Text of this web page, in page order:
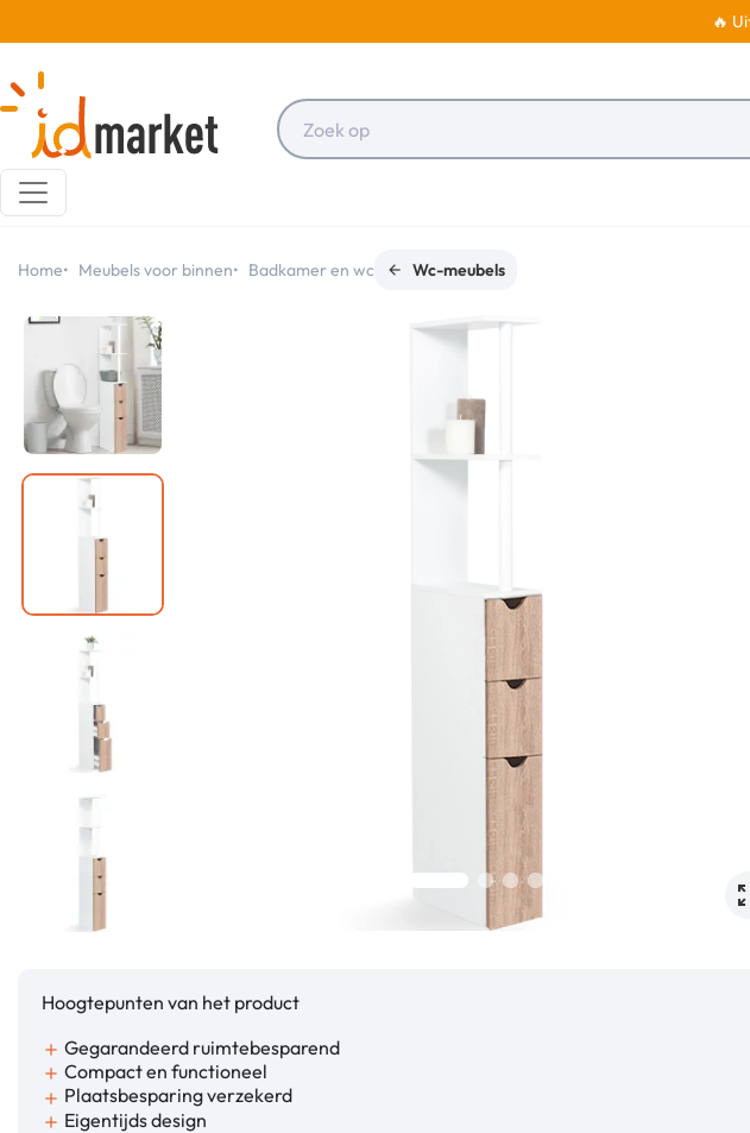
🔥
Home Meubels voor binnen Badkamer en wc Wc-meubels
Hoogtepunten van het product
add Gegarandeerd ruimtebesparend
add Compact en functioneel
add Plaatsbesparing verzekerd
add Eigentijds design